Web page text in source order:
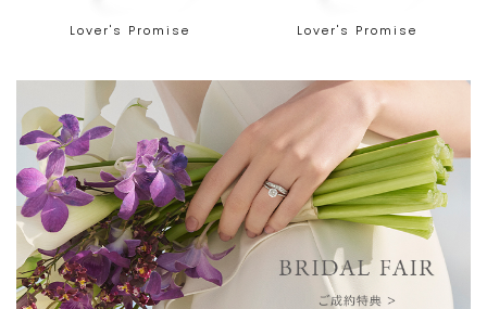
Lover's Promise Lover's Promise